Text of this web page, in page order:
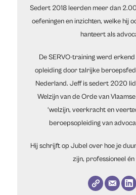
Sedert 2018 leerden meer dan
oefeningen en inzichten, welke hij
hanteert als
De SERVO-training werd
opleiding door talrijke
Nederland. Jeff is sedert 2020
Welzijn van de Orde van
‘welzijn, veerkracht en
beroepsopleiding van
Hij schrijft op Jubel over hoe je
zijn, professioneel